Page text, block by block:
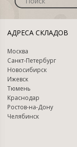
АДРЕСА СКЛАДОВ
Москва
Санкт-Петербург
Новосибирск
Ижевск
Тюмень
Краснодар
Ростов-на-Дону
Челябинск